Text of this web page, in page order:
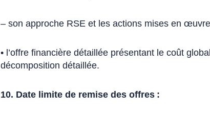
– son approche RSE et les actions mises en
• l’offre financière détaillée présentant le coût
décomposition détaillée.
10. Date limite de remise des offres :